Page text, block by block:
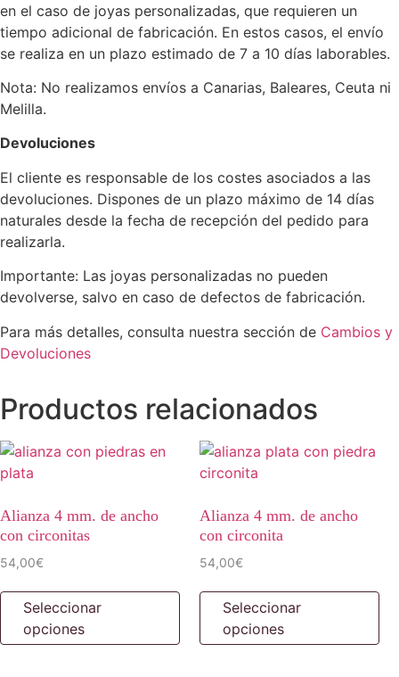
en el caso de joyas personalizadas, que requieren un
tiempo adicional de fabricación. En estos casos, el envío
se realiza en un plazo estimado de 7 a 10 días laborables.
Nota: No realizamos envíos a Canarias, Baleares, Ceuta ni
Melilla.
Devoluciones
El cliente es responsable de los costes asociados a las
devoluciones. Dispones de un plazo máximo de 14 días
naturales desde la fecha de recepción del pedido para
realizarla.
Importante: Las joyas personalizadas no pueden
devolverse, salvo en caso de defectos de fabricación.
Para más detalles, consulta nuestra sección de Cambios y
Devoluciones
Productos relacionados
Alianza 4 mm. de ancho
con circonitas
54,00€
Seleccionar
opciones
Este
producto
Alianza 4 mm. de ancho
con circonita
54,00€
Seleccionar
opciones